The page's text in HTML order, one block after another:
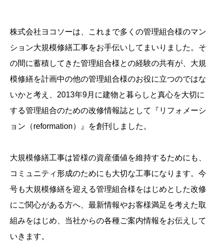
株式会社ヨコソーは、これまで多くの管理組合様のマン
ション大規模修繕工事をお手伝いしてまいりました。そ
の間に蓄積してきた管理組合様との経験の共有が、大規
模修繕を計画中の他の管理組合様のお役に立つのではな
いかと考え、2013年9月に建物と暮らしと真心を大切に
する管理組合のための改修情報誌として『リフォメーシ
ョン（reformation）』を創刊しました。
大規模修繕工事は皆様の資産価値を維持するためにも、
コミュニティ形成のためにも大切な工事になります。今
号も大規模修繕を迎える管理組合様をはじめとした改修
にご関心がある方へ、最新情報やお客様満足を考えた取
組みをはじめ、当社からの各種ご案内情報をお伝えして
いきます。